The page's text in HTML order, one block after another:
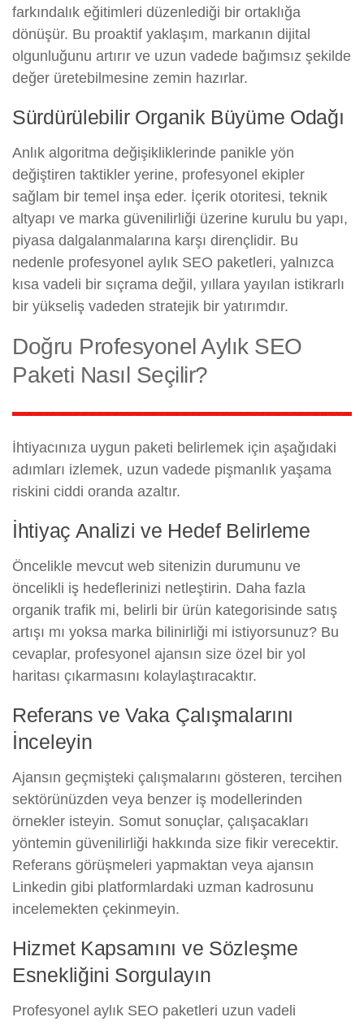
farkındalık eğitimleri düzenlediği bir ortaklığa
dönüşür. Bu proaktif yaklaşım, markanın dijital
olgunluğunu artırır ve uzun vadede bağımsız şekilde
değer üretebilmesine zemin hazırlar.
Sürdürülebilir Organik Büyüme Odağı
Anlık algoritma değişikliklerinde panikle yön
değiştiren taktikler yerine, profesyonel ekipler
sağlam bir temel inşa eder. İçerik otoritesi, teknik
altyapı ve marka güvenilirliği üzerine kurulu bu yapı,
piyasa dalgalanmalarına karşı dirençlidir. Bu
nedenle profesyonel aylık SEO paketleri, yalnızca
kısa vadeli bir sıçrama değil, yıllara yayılan istikrarlı
bir yükseliş vadeden stratejik bir yatırımdır.
Doğru Profesyonel Aylık SEO
Paketi Nasıl Seçilir?
İhtiyacınıza uygun paketi belirlemek için aşağıdaki
adımları izlemek, uzun vadede pişmanlık yaşama
riskini ciddi oranda azaltır.
İhtiyaç Analizi ve Hedef Belirleme
Öncelikle mevcut web sitenizin durumunu ve
öncelikli iş hedeflerinizi netleştirin. Daha fazla
organik trafik mi, belirli bir ürün kategorisinde satış
artışı mı yoksa marka bilinirliği mi istiyorsunuz? Bu
cevaplar, profesyonel ajansın size özel bir yol
haritası çıkarmasını kolaylaştıracaktır.
Referans ve Vaka Çalışmalarını
İnceleyin
Ajansın geçmişteki çalışmalarını gösteren, tercihen
sektörünüzden veya benzer iş modellerinden
örnekler isteyin. Somut sonuçlar, çalışacakları
yöntemin güvenilirliği hakkında size fikir verecektir.
Referans görüşmeleri yapmaktan veya ajansın
Linkedin gibi platformlardaki uzman kadrosunu
incelemekten çekinmeyin.
Hizmet Kapsamını ve Sözleşme
Esnekliğini Sorgulayın
Profesyonel aylık SEO paketleri uzun vadeli